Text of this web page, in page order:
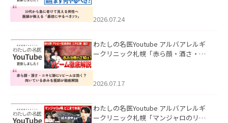
た。
2026.07.24
わたしの名医Youtube アルバアレルギ
ークリニック札幌「赤ら顔・酒さ・ニ
した。
2026.07.17
わたしの名医Youtube アルバアレルギ
ークリニック札幌「マンジャロのリア